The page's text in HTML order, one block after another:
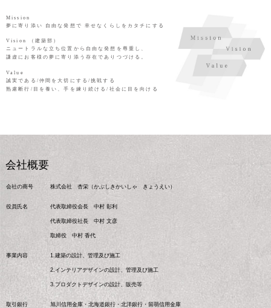
Mission
夢に寄り添い 自由な発想で 幸せなくらしをカタチにする
Vision
（建築部）
ニュートラルな立ち位置から自由な発想を尊重し、
謙虚にお客様の夢に寄り添う存在でありつづける。
Value
誠実である/仲間を大切にする/挑戦する
熟慮断行/目を養い、手を練り続ける/社会に目を向ける
会社概要
会社の商号 株式会社 杏栄（かぶしきかいしゃ きょうえい）
役員氏名 代表取締役会長 中村 彰利
代表取締役社長 中村 文彦
取締役 中村 香代
事業内容 1.建築の設計、管理及び施工
2.インテリアデザインの設計、管理及び施工
3.プロダクトデザインの設計、販売等
取引銀行 旭川信用金庫・北海道銀行・北洋銀行・留萌信用金庫